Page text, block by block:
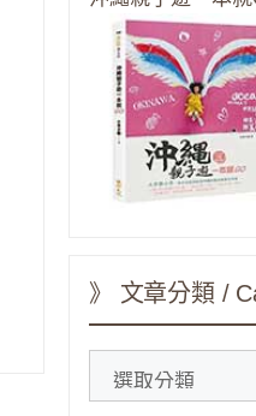
》 文章分類 /